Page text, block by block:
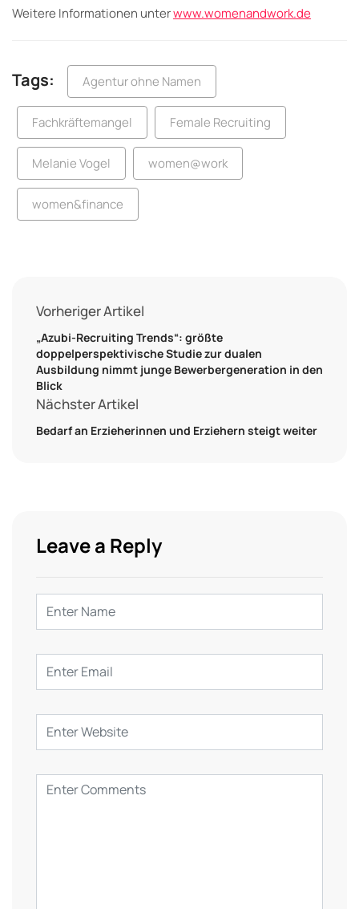
Weitere Informationen unterwww.womenandwork.de
Tags: Agentur ohne Namen
Fachkräftemangel Female Recruiting
Melanie Vogel women@work
women&finance
Vorheriger Artikel
„Azubi-Recruiting Trends“: größte
doppelperspektivische Studie zur dualen
Ausbildung nimmt junge Bewerbergeneration in den
Blick
Nächster Artikel
Bedarf an Erzieherinnen und Erziehern steigt weiter
Leave a Reply